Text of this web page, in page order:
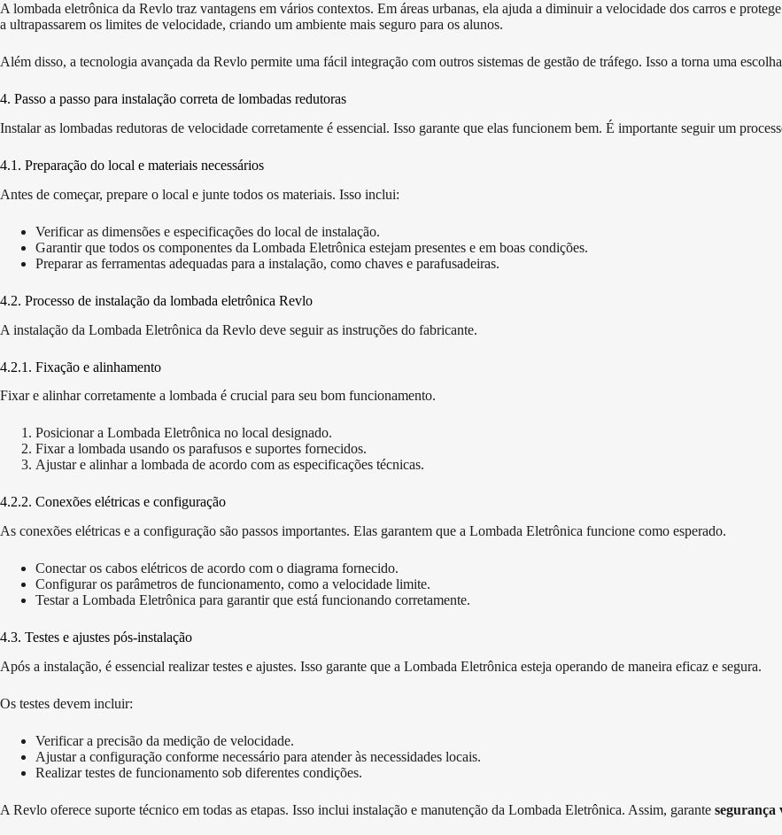
A lombada eletrônica da Revlo traz vantagens em vários contextos. Em áreas urbanas, ela ajuda a diminuir a velocidade dos carros e
a ultrapassarem os limites de velocidade, criando um ambiente mais seguro para os alunos.
Além disso, a tecnologia avançada da Revlo permite uma fácil integração com outros sistemas de gestão de tráfego. Isso a torna uma
4. Passo a passo para instalação correta de lombadas redutoras
Instalar as lombadas redutoras de velocidade corretamente é essencial. Isso garante que elas funcionem bem. É importante seguir um
4.1. Preparação do local e materiais necessários
Antes de começar, prepare o local e junte todos os materiais. Isso inclui:
Verificar as dimensões e especificações do local de instalação.
Garantir que todos os componentes da Lombada Eletrônica estejam presentes e em boas condições.
Preparar as ferramentas adequadas para a instalação, como chaves e parafusadeiras.
4.2. Processo de instalação da lombada eletrônica Revlo
A instalação da Lombada Eletrônica da Revlo deve seguir as instruções do fabricante.
4.2.1. Fixação e alinhamento
Fixar e alinhar corretamente a lombada é crucial para seu bom funcionamento.
Posicionar a Lombada Eletrônica no local designado.
Fixar a lombada usando os parafusos e suportes fornecidos.
Ajustar e alinhar a lombada de acordo com as especificações técnicas.
4.2.2. Conexões elétricas e configuração
As conexões elétricas e a configuração são passos importantes. Elas garantem que a Lombada Eletrônica funcione como esperado.
Conectar os cabos elétricos de acordo com o diagrama fornecido.
Configurar os parâmetros de funcionamento, como a velocidade limite.
Testar a Lombada Eletrônica para garantir que está funcionando corretamente.
4.3. Testes e ajustes pós-instalação
Após a instalação, é essencial realizar testes e ajustes. Isso garante que a Lombada Eletrônica esteja operando de maneira eficaz e segura.
Os testes devem incluir:
Verificar a precisão da medição de velocidade.
Ajustar a configuração conforme necessário para atender às necessidades locais.
Realizar testes de funcionamento sob diferentes condições.
A Revlo oferece suporte técnico em todas as etapas. Isso inclui instalação e manutenção da Lombada Eletrônica. Assim, garante segurança